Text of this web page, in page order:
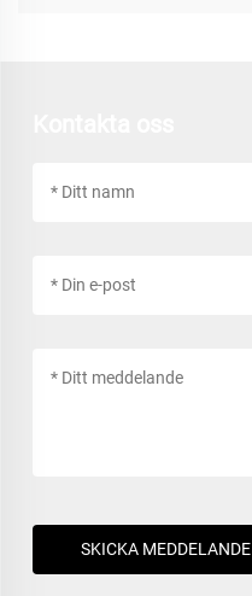
SKICKA MEDDELANDE